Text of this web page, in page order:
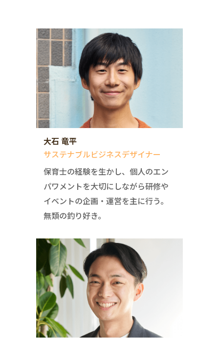
大石 竜平
サステナブルビジネスデザイナー
保育士の経験を生かし、個人のエン
パワメントを大切にしながら研修や
イベントの企画・運営を主に行う。
無類の釣り好き。